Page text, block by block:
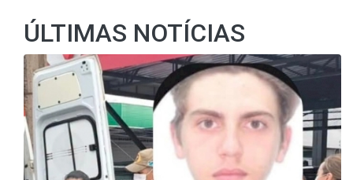
ÚLTIMAS NOTÍCIAS